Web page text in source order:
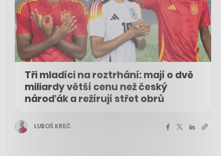
Tři mladíci na roztrhání: mají o dvě
miliardy větší cenu než český
nároďák a režírují střet obrů
LUBOŠ KREČ